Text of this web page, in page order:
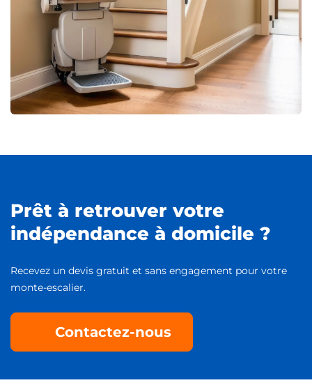
Prêt à retrouver votre
indépendance à domicile ?
Recevez un devis gratuit et sans engagement pour votre
monte-escalier.
Contactez-nous